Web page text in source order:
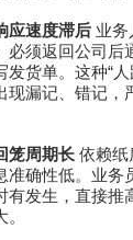
应速度滞后 业务
须返回公司后
货单。这种“
现漏记、错记，
笼周期长 依赖纸
准确性低。业务
有发生，直接推